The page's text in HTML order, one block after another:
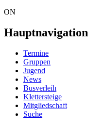
ON
Hauptnavigation
Termine
Gruppen
Jugend
News
Busverleih
Klettersteige
Mitgliedschaft
Suche